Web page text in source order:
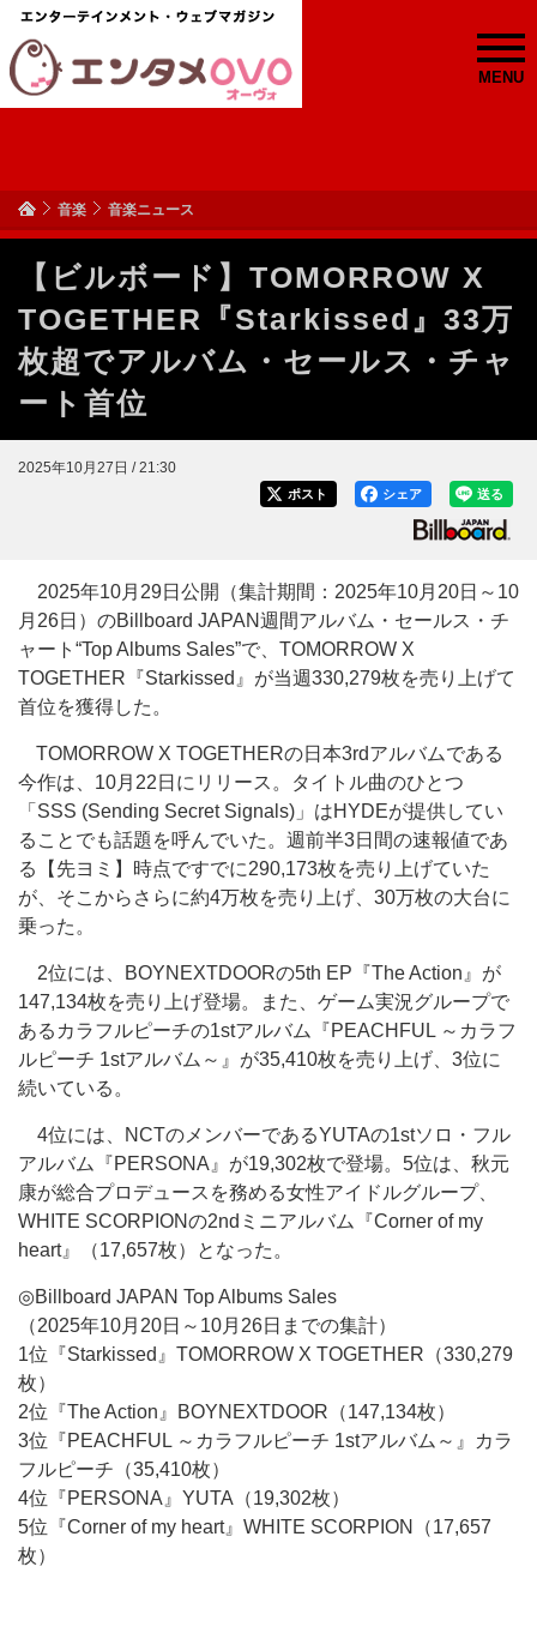
MENU
音楽 音楽ニュース
【ビルボード】TOMORROW X
TOGETHER『Starkissed』33万
枚超でアルバム・セールス・チャ
ート首位
2025年10月27日 / 21:30
送る
シェア
ポスト
2025年10月29日公開（集計期間：2025年10月20日～10
月26日）のBillboard JAPAN週間アルバム・セールス・チ
ャート“Top Albums Sales”で、TOMORROW X
TOGETHER『Starkissed』が当週330,279枚を売り上げて
首位を獲得した。
TOMORROW X TOGETHERの日本3rdアルバムである
今作は、10月22日にリリース。タイトル曲のひとつ
「SSS (Sending Secret Signals)」はHYDEが提供してい
ることでも話題を呼んでいた。週前半3日間の速報値であ
る【先ヨミ】時点ですでに290,173枚を売り上げていた
が、そこからさらに約4万枚を売り上げ、30万枚の大台に
乗った。
2位には、BOYNEXTDOORの5th EP『The Action』が
147,134枚を売り上げ登場。また、ゲーム実況グループで
あるカラフルピーチの1stアルバム『PEACHFUL ～カラフ
ルピーチ 1stアルバム～』が35,410枚を売り上げ、3位に
続いている。
4位には、NCTのメンバーであるYUTAの1stソロ・フル
アルバム『PERSONA』が19,302枚で登場。5位は、秋元
康が総合プロデュースを務める女性アイドルグループ、
WHITE SCORPIONの2ndミニアルバム『Corner of my
heart』（17,657枚）となった。
◎Billboard JAPAN Top Albums Sales
（2025年10月20日～10月26日までの集計）
1位『Starkissed』TOMORROW X TOGETHER（330,279
枚）
2位『The Action』BOYNEXTDOOR（147,134枚）
3位『PEACHFUL ～カラフルピーチ 1stアルバム～』カラ
フルピーチ（35,410枚）
4位『PERSONA』YUTA（19,302枚）
5位『Corner of my heart』WHITE SCORPION（17,657
枚）